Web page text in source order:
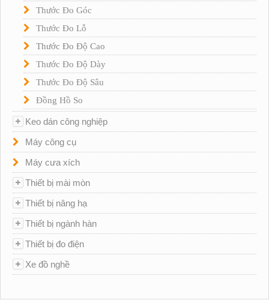
Thước Đo Góc
Thước Đo Lỗ
Thước Đo Độ Cao
Thước Đo Độ Dày
Thước Đo Độ Sâu
Đồng Hồ So
Keo dán công nghiệp
Máy công cụ
Máy cưa xích
Thiết bị mài mòn
Thiết bị nâng hạ
Thiết bị ngành hàn
Thiết bị đo điện
Xe đồ nghề